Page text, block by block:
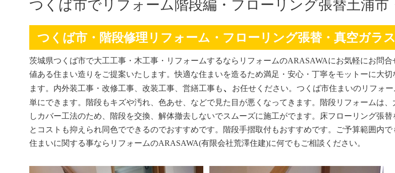
つくば市でリフォーム階段編・フローリング張替土浦市
つくば市・階段修理リフォーム・フローリング張替・真空ガラ
茨城県つくば市で大工工事・木工事・リフォームするならリフォームのARASAWAにお気軽にお問
値ある住まい造りをご提案いたします。快適な住まいを造るため満足・安心・丁寧をモットーに大切
ます。内外装工事・改修工事、改装工事、営繕工事も 、
お任せください。つくば市住まいのリフォ
単にできます。階段もキズや汚れ、色あせ、などで見た目が悪くなってきます。階段リフォームは
しカバー工法のため、階段を交換、解体撤去しないでスムーズに施工がでます。床フローリング張
とコストも抑えられ同色でできるのでおすすめです。階段手摺取付もおすすめです。ご予算範囲内
住まいに関する事ならリフォームのARASAWA(有限会社荒澤住建)に何でもご相談ください。